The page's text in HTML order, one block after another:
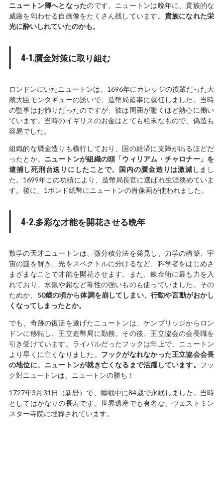
ニュートン卿へとなったのです。ニュートンは晩年に、貴族的な
威厳を匂わせる自画像をたくさん残しています。 貴族になれた栄
光に酔いしれていたのかも。
4-1.贋金対策に取り組む
ロンドンにいたニュートンは、1696年にカレッジの後輩だった大
蔵大臣モンタギューの誘いで、造幣局監事に就任しました。当時
の監事はお飾りだったのですが、彼は周囲が驚くほど熱心に働い
ています。当時のイギリスのお金はとても粗末なもので、偽造も
容易でした。
組織的な贋金造りも横行しており、国の経済に支障が出るほどだ
ったとか。 ニュートンが組織の頭「ウィリアム・チャロナー」を
逮捕し死刑台送りにしたことで、国内の贋金造りは激減 しまし
た。1699年この功績により、造幣局長官に選ばれ生涯務めていま
す。後に、1ポンド紙幣にニュートンの肖像画が使われました。
4-2.多彩な才能を開花させる晩年
数学の天才ニュートンは、微分積分法を発見し、力学の構築、宇
宙の謎を解き、光をスペクトルに分けるなど、科学者をはじめさ
まざまなことで才能を開花させます。また、錬金術に最も力を入
れており、水銀や鉛など毒性の強いものも使っていました。その
ためか、 50歳の頃から体調を崩してしまい、行動や言動がおかし
くなってしまったとか。
でも、奇跡の復活を遂げたニュートンは、ケンブリッジからロン
ドンに移転し、王立造幣局に勤務。その後、王立協会の会長職を
引き受けています。ライバルだったフックは年上で、ニュートン
より早くに亡くなりました。 フックがなれなかった王立協会会長
の地位に、ニュートンが就き亡くなるまで活躍しています。 フッ
ク対ニュートンは、ニュートンの勝ち！
1727年3月31日（新暦）で、睡眠中に84歳で永眠しました。当時
としてはかなりの長寿です。世界遺産でも有名な、ウェストミン
スター寺院に埋葬されています。